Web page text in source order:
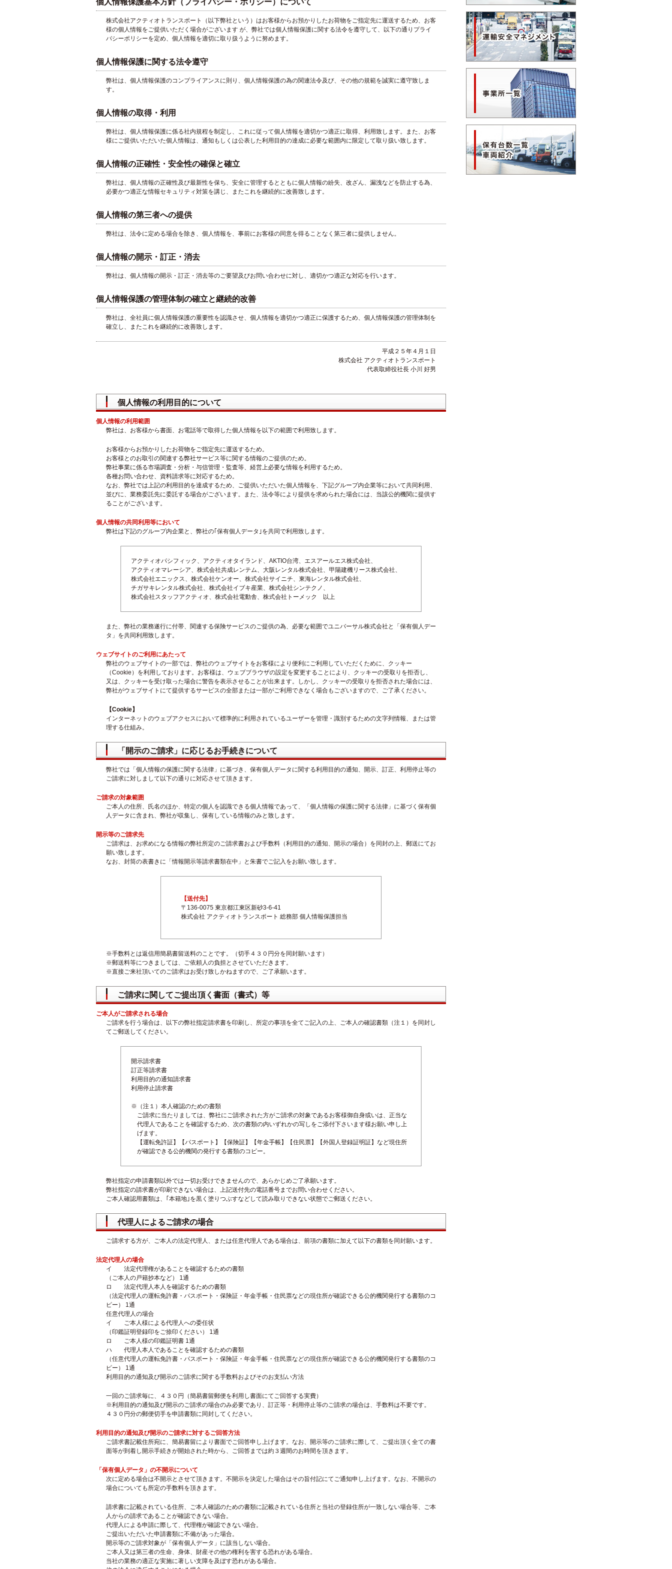
個人情報保護基本方針（プライバシー・ポリシー）について
株式会社アクティオトランスポート（以下弊社という）はお客様からお預かりしたお荷物をご指定先に運送するため、お客
様の個人情報をご提供いただく場合がございます が、弊社では個人情報保護に関する法令を遵守して、以下の通りプライ
バシーポリシーを定め、個人情報を適切に取り扱うように努めます。
個人情報保護に関する法令遵守
弊社は、個人情報保護のコンプライアンスに則り、個人情報保護の為の関連法令及び、その他の規範を誠実に遵守致しま
す。
個人情報の取得・利用
弊社は、個人情報保護に係る社内規程を制定し、これに従って個人情報を適切かつ適正に取得、利用致します。また、お客
様にご提供いただいた個人情報は、通知もしくは公表した利用目的の達成に必要な範囲内に限定して取り扱い致します。
個人情報の正確性・安全性の確保と確立
弊社は、個人情報の正確性及び最新性を保ち、安全に管理するとともに個人情報の紛失、改ざん、漏洩などを防止する為、
必要かつ適正な情報セキュリティ対策を講じ、またこれを継続的に改善致します。
個人情報の第三者への提供
弊社は、法令に定める場合を除き、個人情報を、事前にお客様の同意を得ることなく第三者に提供しません。
個人情報の開示・訂正・消去
弊社は、個人情報の開示・訂正・消去等のご要望及びお問い合わせに対し、適切かつ適正な対応を行います。
個人情報保護の管理体制の確立と継続的改善
弊社は、全社員に個人情報保護の重要性を認識させ、個人情報を適切かつ適正に保護するため、個人情報保護の管理体制を
確立し、またこれを継続的に改善致します。
平成２５年４月１日
株式会社 アクティオトランスポート
代表取締役社長 小川 好男
個人情報の利用目的について
個人情報の利用範囲
弊社は、お客様から書面、お電話等で取得した個人情報を以下の範囲で利用致します。
お客様からお預かりしたお荷物をご指定先に運送するため。
お客様とのお取引の関連する弊社サービス等に関する情報のご提供のため。
弊社事業に係る市場調査・分析・与信管理・監査等、経営上必要な情報を利用するため。
各種お問い合わせ、資料請求等に対応するため。
なお、弊社では上記の利用目的を達成するため、ご提供いただいた個人情報を、下記グループ内企業等において共同利用、
並びに、業務委託先に委託する場合がございます。また、法令等により提供を求められた場合には、当該公的機関に提供す
ることがございます。
個人情報の共同利用等において
弊社は下記のグループ内企業と、弊社の｢保有個人データ｣を共同で利用致します。
アクティオパシフィック、アクティオタイランド、AKTIO台湾、エスアールエス株式会社、
アクティオマレーシア、株式会社共成レンテム、大阪レンタル株式会社、甲陽建機リース株式会社、
株式会社エニックス、株式会社ケンオー、株式会社サイニチ、東海レンタル株式会社、
チガサキレンタル株式会社、株式会社イブキ産業、株式会社シンテクノ、
株式会社スタッフアクティオ、株式会社電動舎、株式会社トーメック 以上
また、弊社の業務遂行に付帯、関連する保険サービスのご提供の為、必要な範囲でユニバーサル株式会社と「保有個人デー
タ」を共同利用致します。
ウェブサイトのご利用にあたって
弊社のウェブサイトの一部では、弊社のウェブサイトをお客様により便利にご利用していただくために、クッキー
（Cookie）を利用しております。お客様は、ウェブブラウザの設定を変更することにより、クッキーの受取りを拒否し、
又は、クッキーを受け取った場合に警告を表示させることが出来ます。しかし、クッキーの受取りを拒否された場合には、
弊社がウェブサイトにて提供するサービスの全部または一部がご利用できなく場合もございますので、ご了承ください。
【Cookie】
インターネットのウェブアクセスにおいて標準的に利用されているユーザーを管理・識別するための文字列情報、または管
理する仕組み。
「開示のご請求」に応じるお手続きについて
弊社では「個人情報の保護に関する法律」に基づき、保有個人データに関する利用目的の通知、開示、訂正、利用停止等の
ご請求に対しまして以下の通りに対応させて頂きます。
ご請求の対象範囲
ご本人の住所、氏名のほか、特定の個人を認識できる個人情報であって、「個人情報の保護に関する法律」に基づく保有個
人データに含まれ、弊社が収集し、保有している情報のみと致します。
開示等のご請求先
ご請求は、お求めになる情報の弊社所定のご請求書および手数料（利用目的の通知、開示の場合）を同封の上、郵送にてお
願い致します。
なお、封筒の表書きに「情報開示等請求書類在中」と朱書でご記入をお願い致します。
【送付先】
〒136-0075 東京都江東区新砂3-6-41
株式会社 アクティオトランスポート 総務部 個人情報保護担当
※手数料とは返信用簡易書留送料のことです。（切手４３０円分を同封願います）
※郵送料等につきましては、ご依頼人の負担とさせていただきます。
※直接ご来社頂いてのご請求はお受け致しかねますので、ご了承願います。
ご請求に関してご提出頂く書面（書式）等
ご本人がご請求される場合
ご請求を行う場合は、以下の弊社指定請求書を印刷し、所定の事項を全てご記入の上、ご本人の確認書類（注１）を同封し
てご郵送してください。
開示請求書
訂正等請求書
利用目的の通知請求書
利用停止請求書
※（注１）本人確認のための書類
ご請求に当たりましては、弊社にご請求された方がご請求の対象であるお客様御自身或いは、正当な
代理人であることを確認するため、次の書類の内いずれかの写しをご添付下さいます様お願い申し上
げます。
【運転免許証】【パスポート】【保険証】【年金手帳】【住民票】【外国人登録証明証】など現住所
が確認できる公的機関の発行する書類のコピー。
弊社指定の申請書類以外では一切お受けできませんので、あらかじめご了承願います。
弊社指定の請求書が印刷できない場合は、上記送付先の電話番号までお問い合わせください。
ご本人確認用書類は、｢本籍地｣を黒く塗りつぶすなどして読み取りできない状態でご郵送ください。
代理人によるご請求の場合
ご請求する方が、ご本人の法定代理人、または任意代理人である場合は、前項の書類に加えて以下の書類を同封願います。
法定代理人の場合
イ 法定代理権があることを確認するための書類
（ご本人の戸籍抄本など） 1通
ロ 法定代理人本人を確認するための書類
（法定代理人の運転免許書・パスポート・保険証・年金手帳・住民票などの現住所が確認できる公的機関発行する書類のコ
ピー） 1通
任意代理人の場合
イ ご本人様による代理人への委任状
（印鑑証明登録印をご捺印ください） 1通
ロ ご本人様の印鑑証明書 1通
ハ 代理人本人であることを確認するための書類
（任意代理人の運転免許書・パスポート・保険証・年金手帳・住民票などの現住所が確認できる公的機関発行する書類のコ
ピー） 1通
利用目的の通知及び開示のご請求に関する手数料およびそのお支払い方法
一回のご請求毎に、４３０円（簡易書留郵便を利用し書面にてご回答する実費）
※利用目的の通知及び開示のご請求の場合のみ必要であり、訂正等・利用停止等のご請求の場合は、手数料は不要です。
４３０円分の郵便切手を申請書類に同封してください。
利用目的の通知及び開示のご請求に対するご回答方法
ご請求書記載住所宛に、簡易書留により書面でご回答申し上げます。なお、開示等のご請求に際して、ご提出頂く全ての書
面等が到着し開示手続きが開始された時から、ご回答までは約３週間のお時間を頂きます。
「保有個人データ」の不開示について
次に定める場合は不開示とさせて頂きます。不開示を決定した場合はその旨付記にてご通知申し上げます。なお、不開示の
場合についても所定の手数料を頂きます。
請求書に記載されている住所、ご本人確認のための書類に記載されている住所と当社の登録住所が一致しない場合等、ご本
人からの請求であることが確認できない場合。
代理人による申請に際して、代理権が確認できない場合。
ご提出いただいた申請書類に不備があった場合。
開示等のご請求対象が「保有個人データ」に該当しない場合。
ご本人又は第三者の生命、身体、財産その他の権利を害する恐れがある場合。
当社の業務の適正な実施に著しい支障を及ぼす恐れがある場合。